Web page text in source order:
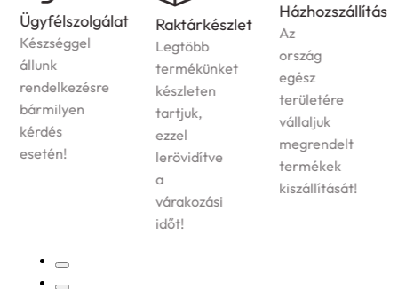
Ügyfélszolgálat
Készséggel
állunk
rendelkezésre
bármilyen
kérdés
esetén!
Raktárkészlet
Legtöbb
termékünket
készleten
tartjuk,
ezzel
lerövidítve
a
várakozási
időt!
Házhozszállítás
Az
ország
egész
területére
vállaljuk
megrendelt
termékek
kiszállítását!